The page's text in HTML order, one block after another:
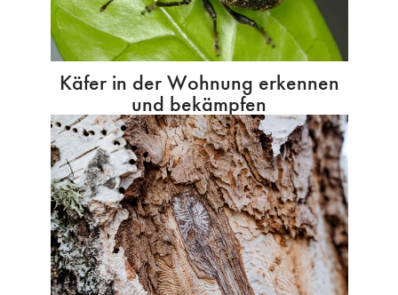
Käfer in der Wohnung erkennen
und bekämpfen